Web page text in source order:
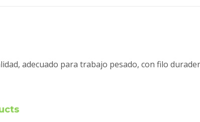
adecuado para trabajo pesado, con filo